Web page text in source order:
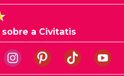
a Civitatis